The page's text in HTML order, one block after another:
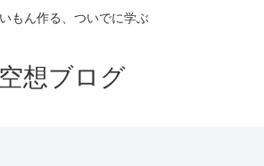
もん作る、ついでに学ぶ
空想ブログ